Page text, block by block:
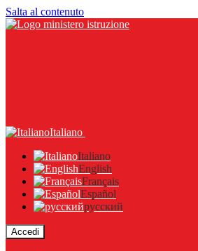
Salta al contenuto
Italiano
Italiano
English
Français
Español
русский
Accedi